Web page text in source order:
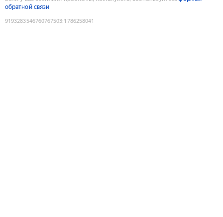
обратной связи
9193283546760767503:1786258041